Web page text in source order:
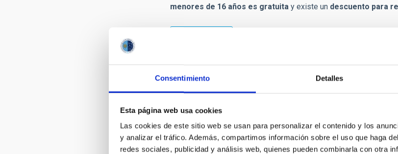
Consentimiento Detalles
Esta página web usa cookies
Las cookies de este sitio web se usan para personalizar el contenido y los
y analizar el tráfico. Además, compartimos información sobre el uso que haga
redes sociales, publicidad y análisis web, quienes pueden combinarla con otra
menores de 16 años es gratuitay existe un descuento para
Centros Educativos y Asociaciones
0€
IMPORTANTE: Estas visitas quedan suspendidas entre los
meteorológicas.